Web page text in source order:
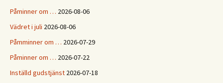
Påminner om … 2026-08-06
Vädret i juli 2026-08-06
Påmminner om … 2026-07-29
Påminner om … 2026-07-22
Inställd gudstjänst 2026-07-18